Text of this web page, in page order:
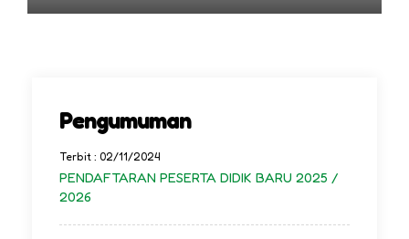
Pengumuman
Terbit : 02/11/2024
PENDAFTARAN PESERTA DIDIK BARU 2025 /
2026